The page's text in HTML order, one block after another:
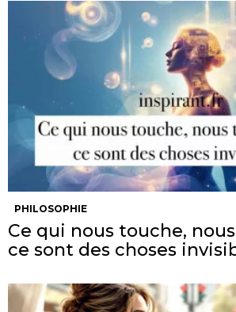
PHILOSOPHIE
Ce qui nous touche,
ce sont des choses